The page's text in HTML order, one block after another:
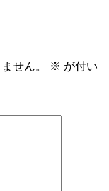
せん。 ※ が付い